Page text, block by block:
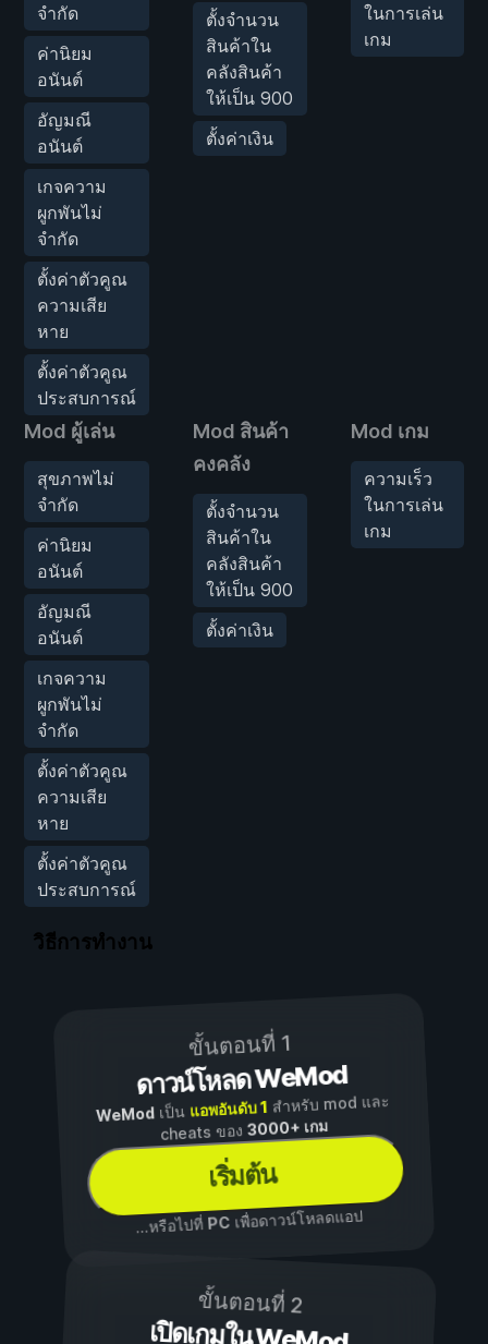
จำกัด
ค่านิยม
อนันต์
อัญมณี
อนันต์
เกจความ
ผูกพันไม่
จำกัด
ตั้งค่าตัวคูณ
ความเสีย
หาย
ตั้งค่าตัวคูณ
ประสบการณ์
ตั้งจำนวน
สินค้าใน
คลังสินค้า
ให้เป็น 900
ตั้งค่าเงิน
ในการเล่น
เกม
Mod ผู้เล่น
สุขภาพไม่
จำกัด
ค่านิยม
อนันต์
อัญมณี
อนันต์
เกจความ
ผูกพันไม่
จำกัด
ตั้งค่าตัวคูณ
ความเสีย
หาย
ตั้งค่าตัวคูณ
ประสบการณ์
Mod สินค้า
คงคลัง
ตั้งจำนวน
สินค้าใน
คลังสินค้า
ให้เป็น 900
ตั้งค่าเงิน
Mod เกม
ความเร็ว
ในการเล่น
เกม
วิธีการทำงาน
ขั้นตอนที่ 1
ดาวน์โหลด WeMod
WeModเป็น แอพอันดับ 1 สำหรับ mod และ
cheats ของ3000+ เกม
เริ่มต้น
...หรือไปที่ PCเพื่อดาวน์โหลดแอป
ขั้นตอนที่ 2